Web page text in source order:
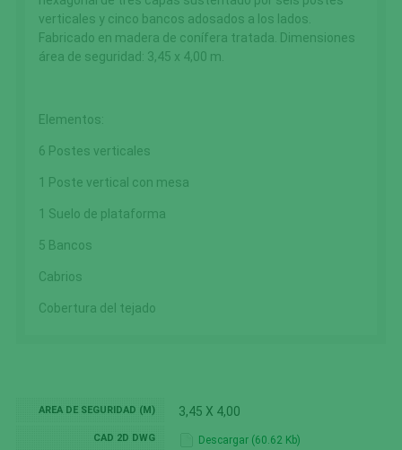
verticales y cinco bancos adosados a los lados.
Fabricado en madera de conífera tratada. Dimensiones
área de seguridad: 3,45 x 4,00 m.
Elementos:
6 Postes verticales
1 Poste vertical con mesa
1 Suelo de plataforma
5 Bancos
Cabrios
Cobertura del tejado
AREA DE SEGURIDAD (M) 3,45 X 4,00
CAD 2D DWG
Descargar (60.62 Kb)